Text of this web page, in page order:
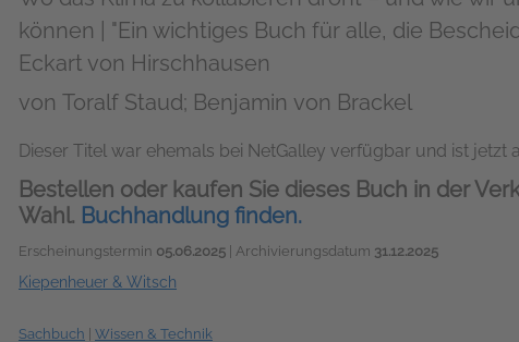
können | "Ein wichtiges Buch für alle, die
Eckart von Hirschhausen
von Toralf Staud; Benjamin von Brackel
Dieser Titel war ehemals bei NetGalley verfügbar und ist jetzt
Bestellen oder kaufen Sie dieses Buch in der
Wahl. Buchhandlung finden.
Erscheinungstermin 05.06.2025 | Archivierungsdatum 31.12.2025
Kiepenheuer & Witsch
Sachbuch Wissen & Technik